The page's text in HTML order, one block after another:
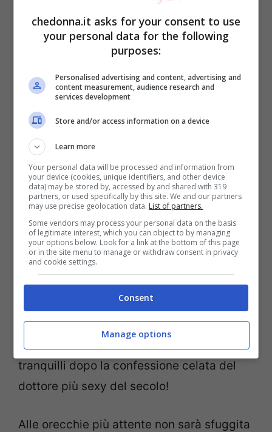
prendere un caffè, poi lui la reinvitò ma lei
poi partì e scappò, perché aveva capito
chi aveva davanti!”
Giovanni ribatte:“Noi sardi siamo molto
invitiamo a cena, ma poi lei è partita,
quindi Cristiano ha raccontato la storia di
un mio rifiuto!”
Ma Barbara incalza e chiede a Giovanni di
dire la verità, e di confessare la sua storia
con la ragazza:
“Sono un gentleman, non lo farei mai!”
Quindi finalmente si scioglie questo
mistero, e Malgioglio può dormire sonni più
tranquilli dopo la confessione celata del
dottore più sexy del secolo!
Alle orecchie più attente non sarà sfuggita
chedonna.it asks for your consent to use
your personal data for the following
purposes:
Personalised advertising and content, advertising and
content measurement, audience research and
services development
Store and/or access information on a device
Learn more
Your personal data will be processed and information from
your device (cookies, unique identifiers, and other device
data) may be stored by, accessed by and shared with 319
partners, or used specifically by this site. We and our partners
may use precise geolocation data. List of partners.
Some vendors may process your personal data on the basis
of legitimate interest, which you can object to by managing
your options below. Look for a link at the bottom of this page
or in the site menu to manage or withdraw consent in privacy
and cookie settings.
Consent
Manage options